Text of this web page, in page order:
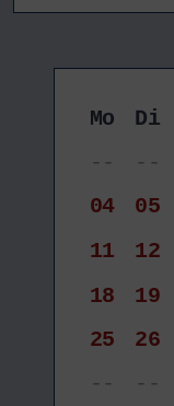
Mo Di
--
--
04
05
11
12
18
19
25
26
--
--